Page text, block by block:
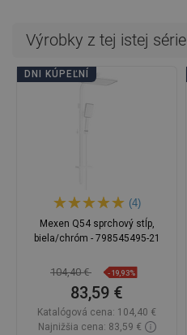
Výrobky z tej istej série
DNI KÚPEĽNÍ
(4)
Mexen Q54 sprchový stĺp,
biela/chróm - 798545495-21
104,40 € -19,93%
83,59 €
Katalógová cena: 104,40 €
Najnižšia cena: 83,59 €